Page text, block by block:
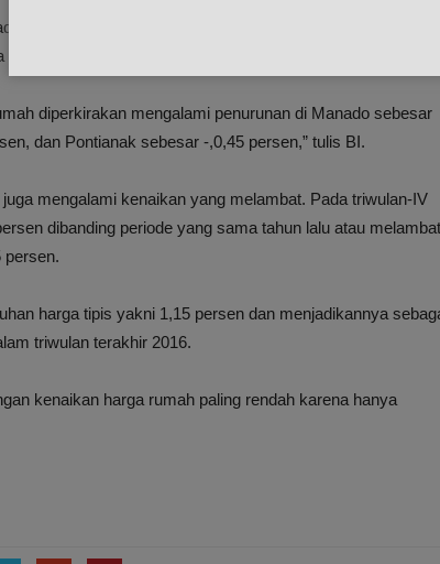
pada rumah tipe besar yakni hanya 0,22 persen atau lebih
persen.
diperkirakan mengalami penurunan di Manado sebesar
dan Pontianak sebesar -,0,45 persen,” tulis BI.
mengalami kenaikan yang melambat. Pada triwulan-IV
dibanding periode yang sama tahun lalu atau melambat
persen.
harga tipis yakni 1,15 persen dan menjadikannya
triwulan terakhir 2016.
kenaikan harga rumah paling rendah karena hanya